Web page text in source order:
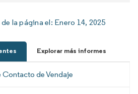
la página el: Enero 14, 2025
Explorar más informes
Contacto de Vendaje